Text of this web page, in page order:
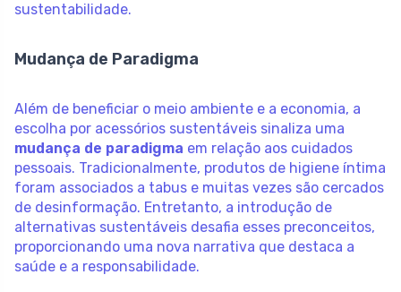
sustentabilidade.
Mudança de Paradigma
Além de beneficiar o meio ambiente e a economia, a
escolha por acessórios sustentáveis sinaliza uma
mudança de paradigma em relação aos cuidados
pessoais. Tradicionalmente, produtos de higiene íntima
foram associados a tabus e muitas vezes são cercados
de desinformação. Entretanto, a introdução de
alternativas sustentáveis desafia esses preconceitos,
proporcionando uma nova narrativa que destaca a
saúde e a responsabilidade.